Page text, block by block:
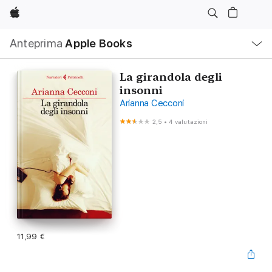
Apple
Anteprima Apple Books
locale
Apri
Menu
La girandola degli
insonni
Arianna Cecconi
2,5 •4 valutazioni
11,99 €